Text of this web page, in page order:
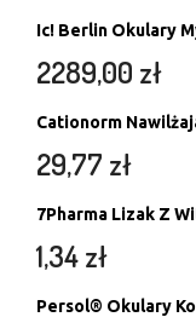
Ic! Berlin Okulary
2289,00 zł
Cationorm
29,77 zł
7Pharma Lizak Z
1,34zł
Persol® Okulary